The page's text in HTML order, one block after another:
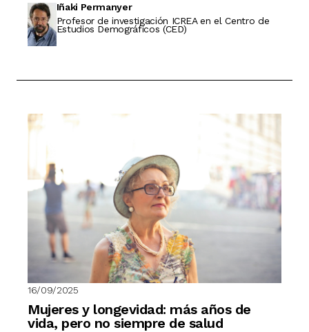
Iñaki Permanyer
Profesor de investigación ICREA en el Centro de
Estudios Demográficos (CED)
16/09/2025
Mujeres y longevidad: más años de
vida, pero no siempre de salud